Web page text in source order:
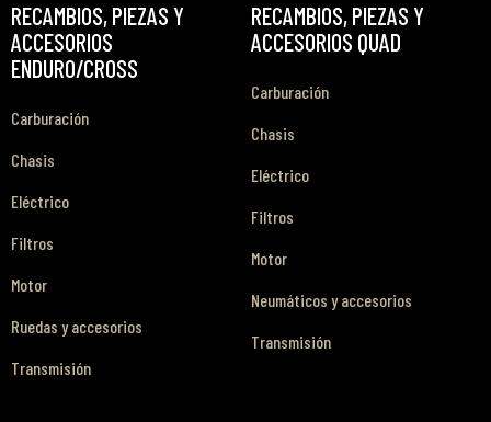
RECAMBIOS, PIEZAS Y
ACCESORIOS
ENDURO/CROSS
Carburación
Chasis
Eléctrico
Filtros
Motor
Ruedas y accesorios
Transmisión
RECAMBIOS, PIEZAS Y
ACCESORIOS QUAD
Carburación
Chasis
Eléctrico
Filtros
Motor
Neumáticos y accesorios
Transmisión